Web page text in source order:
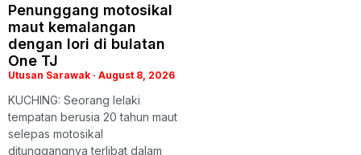
Penunggang motosikal
maut kemalangan
dengan lori di bulatan
One TJ
Utusan Sarawak August 8, 2026
KUCHING: Seorang lelaki
tempatan berusia 20 tahun maut
selepas motosikal
ditunggangnya terlibat dalam